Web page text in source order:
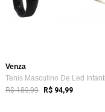
Venza
R$ 189,99 R$ 94,99